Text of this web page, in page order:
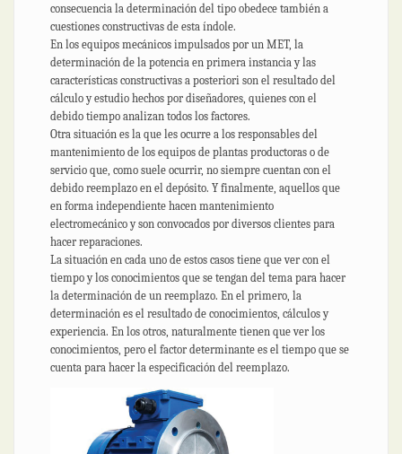
consecuencia la determinación del tipo obedece también a
cuestiones constructivas de esta índole.
En los equipos mecánicos impulsados por un MET, la
determinación de la potencia en primera instancia y las
características constructivas a posteriori son el resultado del
cálculo y estudio hechos por diseñadores, quienes con el
debido tiempo analizan todos los factores.
Otra situación es la que les ocurre a los responsables del
mantenimiento de los equipos de plantas productoras o de
servicio que, como suele ocurrir, no siempre cuentan con el
debido reemplazo en el depósito. Y finalmente, aquellos que
en forma independiente hacen mantenimiento
electromecánico y son convocados por diversos clientes para
hacer reparaciones.
La situación en cada uno de estos casos tiene que ver con el
tiempo y los conocimientos que se tengan del tema para hacer
la determinación de un reemplazo. En el primero, la
determinación es el resultado de conocimientos, cálculos y
experiencia. En los otros, naturalmente tienen que ver los
conocimientos, pero el factor determinante es el tiempo que se
cuenta para hacer la especificación del reemplazo.